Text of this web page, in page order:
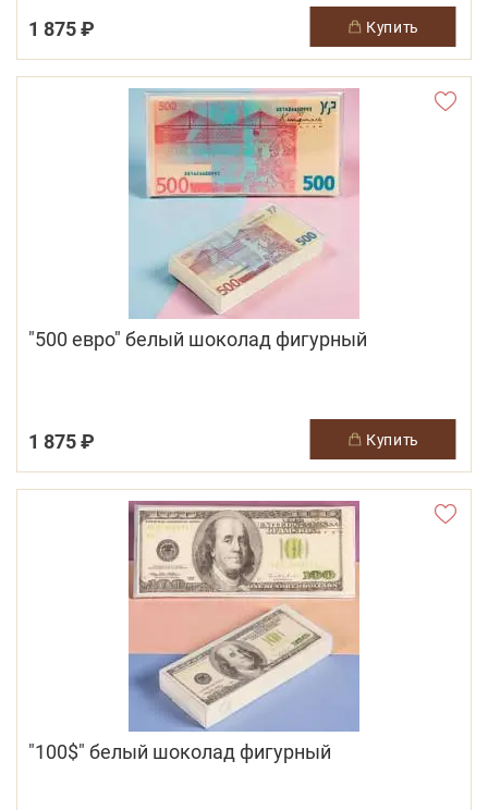
1 875 ₽ купить
"500 евро" белый шоколад фигурный
1 875 ₽ купить
"100$" белый шоколад фигурный